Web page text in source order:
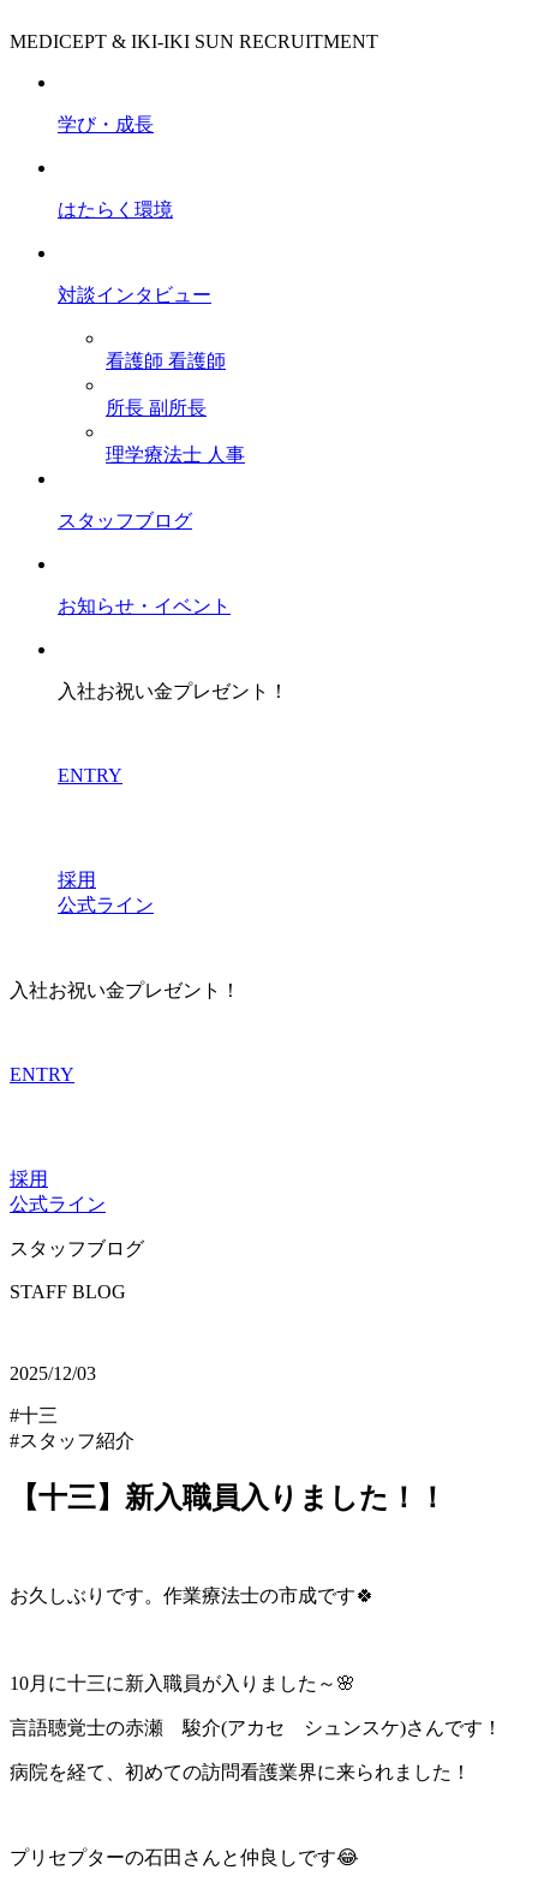
MEDICEPT & IKI-IKI SUN RECRUITMENT
学び・成長
はたらく環境
対談インタビュー
看護師 看護師
所長 副所長
理学療法士 人事
スタッフブログ
お知らせ・イベント
入社お祝い金プレゼント！
ENTRY
採用
公式ライン
入社お祝い金プレゼント！
ENTRY
採用
公式ライン
スタッフブログ
STAFF BLOG
2025/12/03
#十三
#スタッフ紹介
【十三】新入職員入りました！！
お久しぶりです。作業療法士の市成です🍀
10月に十三に新入職員が入りました～🌸
言語聴覚士の赤瀬 駿介(アカセ シュンスケ)さんです！
病院を経て、初めての訪問看護業界に来られました！
プリセプターの石田さんと仲良しです😂